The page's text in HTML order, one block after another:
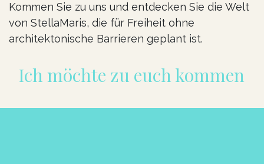
Kommen Sie zu uns und entdecken Sie die Welt
von StellaMaris, die für Freiheit ohne
architektonische Barrieren geplant ist.
Ich möchte zu euch kommen